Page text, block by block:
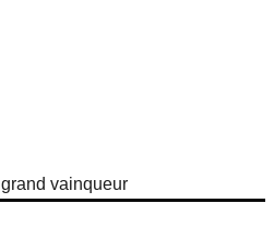
vainqueur